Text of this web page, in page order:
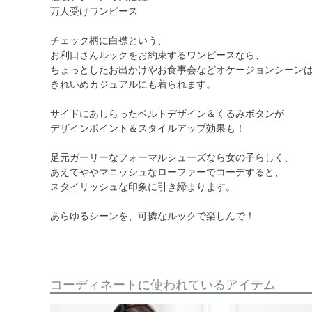
万人受けワンピース
チェック柄に白襟という、
お利口さんルックをお約束するワンピースなら、
ちょっとしたお出かけやお食事会などオケージョンシーンは
きれいめカジュアルにも着られます。
サイドにあしらったベルトデザイン＆くるみボタンが
デザインポイント＆スタイルアップ効果も！
足元ガーリーなフォーマルシューズなら女の子らしく、
あえてややマニッシュなローファーでコーデすると、
スタイリッシュな印象に引き締まります。
あらゆるシーンを、可憐なルックで楽しんで！
コーディネートに使われているアイテム